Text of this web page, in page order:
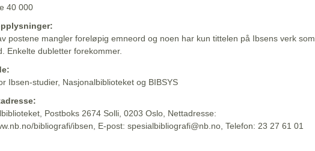
40 000
postene mangler foreløpig emneord og noen har kun tittelen på Ibsens verk som
Enkelte dubletter forekommer.
Ibsen-studier, Nasjonalbiblioteket og BIBSYS
Postboks 2674 Solli, 0203 Oslo, Nettadresse:
bibliografi/ibsen, E-post: spesialbibliografi@nb.no, Telefon: 23 27 61 01